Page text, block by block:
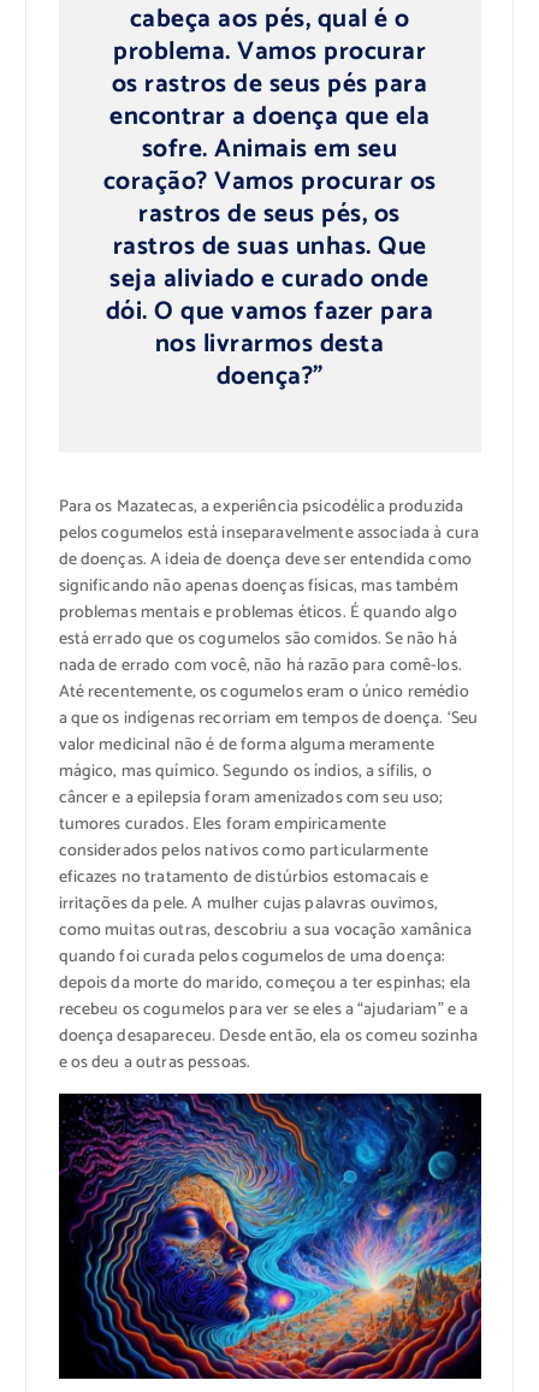
cabeça aos pés, qual é o
problema. Vamos procurar
os rastros de seus pés para
encontrar a doença que ela
sofre. Animais em seu
coração? Vamos procurar os
rastros de seus pés, os
rastros de suas unhas. Que
seja aliviado e curado onde
dói. O que vamos fazer para
nos livrarmos desta
doença?”
Para os Mazatecas, a experiência psicodélica produzida
pelos cogumelos está inseparavelmente associada à cura
de doenças. A ideia de doença deve ser entendida como
significando não apenas doenças físicas, mas também
problemas mentais e problemas éticos. É quando algo
está errado que os cogumelos são comidos. Se não há
nada de errado com você, não há razão para comê-los.
Até recentemente, os cogumelos eram o único remédio
a que os indígenas recorriam em tempos de doença. ‘Seu
valor medicinal não é de forma alguma meramente
mágico, mas químico. Segundo os índios, a sífilis, o
câncer e a epilepsia foram amenizados com seu uso;
tumores curados. Eles foram empiricamente
considerados pelos nativos como particularmente
eficazes no tratamento de distúrbios estomacais e
irritações da pele. A mulher cujas palavras ouvimos,
como muitas outras, descobriu a sua vocação xamânica
quando foi curada pelos cogumelos de uma doença:
depois da morte do marido, começou a ter espinhas; ela
recebeu os cogumelos para ver se eles a “ajudariam” e a
doença desapareceu. Desde então, ela os comeu sozinha
e os deu a outras pessoas.